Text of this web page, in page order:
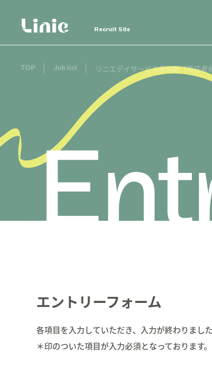
Recruit Site
Linie
CONTENTS
TOP Job list リニエデイサービス泉佐野【責任者
エントリーフォーム
各項目を入力していただき、入力が終わりまし
＊印のついた項目が入力必須となっております。